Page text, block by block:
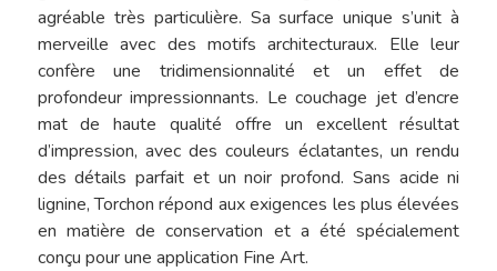
agréable très particulière. Sa surface unique s’unit à
merveille avec des motifs architecturaux. Elle leur
confère une tridimensionnalité et un effet de
profondeur impressionnants. Le couchage jet d’encre
mat de haute qualité offre un excellent résultat
d’impression, avec des couleurs éclatantes, un rendu
des détails parfait et un noir profond. Sans acide ni
lignine, Torchon répond aux exigences les plus élevées
en matière de conservation et a été spécialement
conçu pour une application Fine Art.